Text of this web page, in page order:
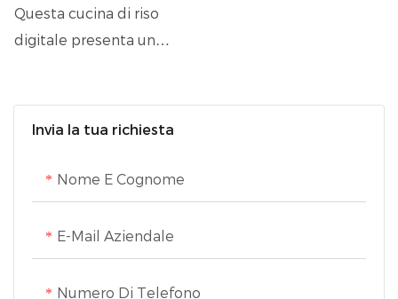
Invia la tua richiesta
Nome E Cognome
E-Mail Aziendale
Numero Di Telefono
07051 con un design di
scarico a una chiave e
Questa cucina di riso
digitale presenta un
funzionamento a
dimensioni, garantendo
un controllo di cottura
senza sforzo. Il suo